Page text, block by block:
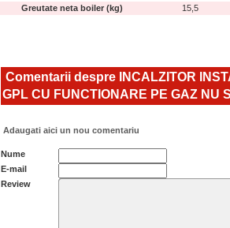
Greutate neta boiler (kg)
15,5
Comentarii despre INCALZITOR
GPL CU FUNCTIONARE PE GAZ NU
Adaugati aici un nou comentariu
Nume
E-mail
Review